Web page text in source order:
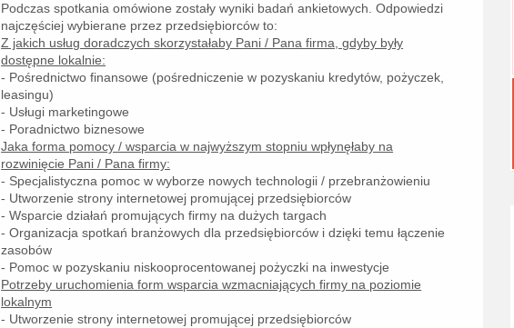
Podczas spotkania omówione zostały wyniki badań ankietowych. Odpowiedzi
najczęściej wybierane przez przedsiębiorców to:
Z jakich usług doradczych skorzystałaby Pani / Pana firma, gdyby były
dostępne lokalnie:
- Pośrednictwo finansowe (pośredniczenie w pozyskaniu kredytów, pożyczek,
leasingu)
- Usługi marketingowe
- Poradnictwo biznesowe
Jaka forma pomocy / wsparcia w najwyższym stopniu wpłynęłaby na
rozwinięcie Pani / Pana firmy:
- Specjalistyczna pomoc w wyborze nowych technologii / przebranżowieniu
- Utworzenie strony internetowej promującej przedsiębiorców
- Wsparcie działań promujących firmy na dużych targach
- Organizacja spotkań branżowych dla przedsiębiorców i dzięki temu łączenie
zasobów
- Pomoc w pozyskaniu niskooprocentowanej pożyczki na inwestycje
Potrzeby uruchomienia form wsparcia wzmacniających firmy na poziomie
lokalnym
- Utworzenie strony internetowej promującej przedsiębiorców